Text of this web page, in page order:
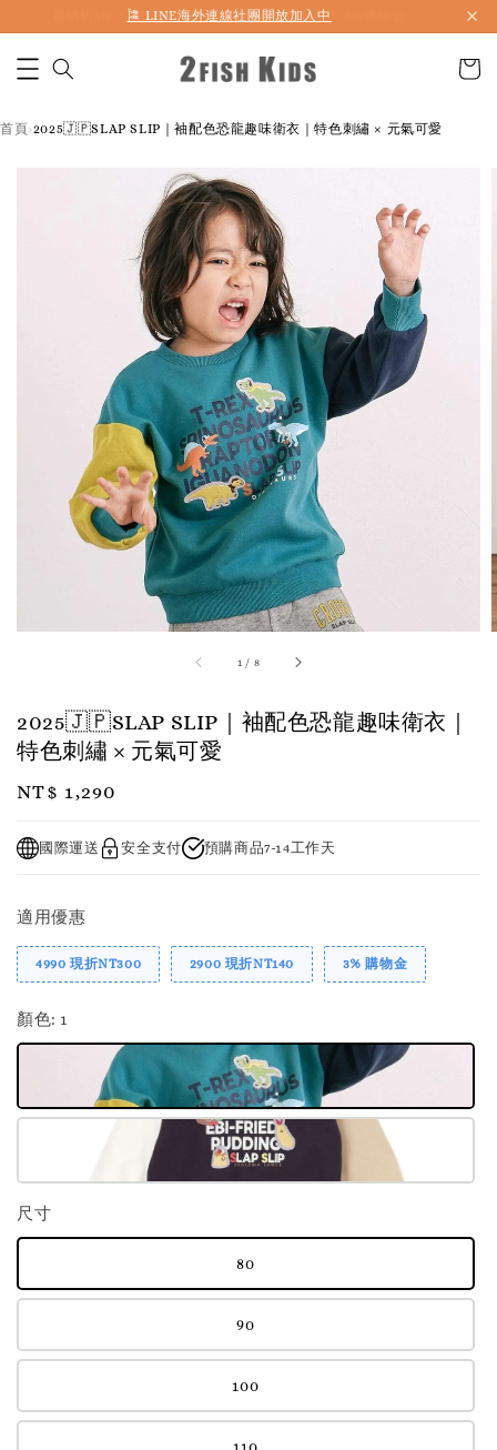
首購折50 ｜ 滿1,500 免運 ｜ 滿2,900 折140 ｜ 3%購物金
首頁›2025🇯🇵SLAP SLIP｜袖配色恐龍趣味衛衣｜特色刺繡 × 元氣可愛
1 / 8
2025🇯🇵SLAP SLIP｜袖配色恐龍趣味衛衣｜
特色刺繡 × 元氣可愛
Regular
NT$ 1,290
國際運送 安全支付 預購商品7-14工作天
適用優惠
4990 現折NT300 2900 現折NT140 3% 購物金
顏色: 1
尺寸
80
90
100